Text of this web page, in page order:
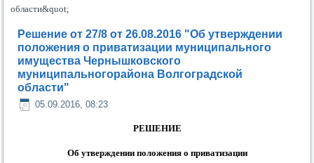
области&quot;
Решение от 27/8 от 26.08.2016 "Об утверждении
положения о приватизации муниципального
имущества Чернышковского
муниципальногорайона Волгоградской
области"
05.09.2016, 08:23
РЕШЕНИЕ
Об утверждении положения о приватизации